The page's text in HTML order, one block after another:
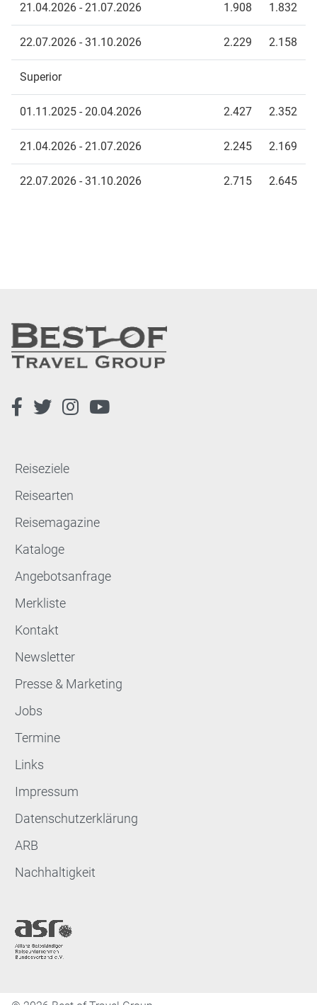
21.04.2026 - 21.07.2026 1.908 1.832
22.07.2026 - 31.10.2026 2.229 2.158
Superior
01.11.2025 - 20.04.2026 2.427 2.352
21.04.2026 - 21.07.2026 2.245 2.169
22.07.2026 - 31.10.2026 2.715 2.645
Reiseziele
Reisearten
Reisemagazine
Kataloge
Angebotsanfrage
Merkliste
Kontakt
Newsletter
Presse & Marketing
Jobs
Termine
Links
Impressum
Datenschutzerklärung
ARB
Nachhaltigkeit